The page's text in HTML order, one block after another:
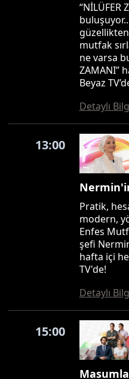
“NİLÜFER
mutfak
ne varsa
ZAMANI”
Beyaz
Detaylı
13:00
Pratik,
modern,
Enfes
şefi
hafta içi
TV'de!
Detaylı
15:00